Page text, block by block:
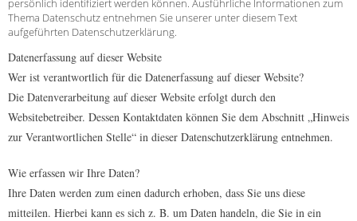
persönlich identifiziert werden können. Ausführliche Informationen zum
Thema Datenschutz entnehmen Sie unserer unter diesem Text
aufgeführten Datenschutzerklärung.
Datenerfassung auf dieser Website
Wer ist verantwortlich für die Datenerfassung auf dieser Website?
Die Datenverarbeitung auf dieser Website erfolgt durch den
Websitebetreiber. Dessen Kontaktdaten können Sie dem Abschnitt „Hinweis
zur Verantwortlichen Stelle“ in dieser Datenschutzerklärung entnehmen.
Wie erfassen wir Ihre Daten?
Ihre Daten werden zum einen dadurch erhoben, dass Sie uns diese
mitteilen. Hierbei kann es sich z. B. um Daten handeln, die Sie in ein